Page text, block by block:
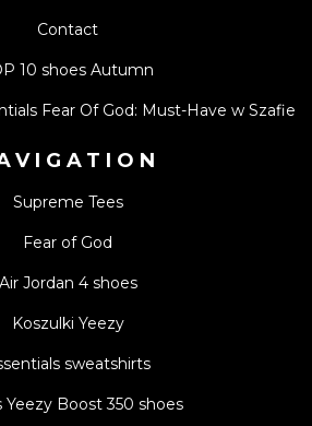
Contact
10 shoes Autumn
Fear Of God: Must-Have w Szafie
Supreme Tees
Fear of God
Air Jordan 4 shoes
Koszulki Yeezy
sweatshirts
Yeezy Boost 350 shoes